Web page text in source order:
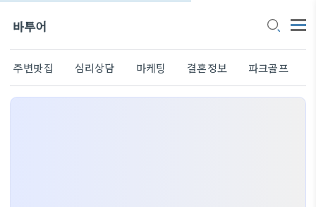
바투어
주변맛집 심리상담 마케팅 결혼정보 파크골프